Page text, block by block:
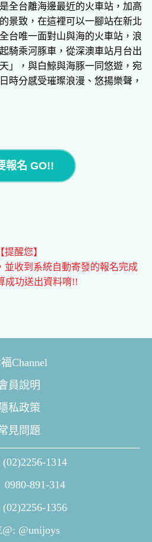
全台離海邊最近的火車站，加高
景致，在這裡可以一腳站在新北
台唯一面對山與海的火車站，浪
騎乘河豚車，從深澳車站月台出
」，與白鯨與海豚一同悠遊，宛
時分感受璀璨浪漫、悠揚樂聲，
報名 GO!!
【提醒您】
並收到系統自動寄發的報名完成
成功送出資料唷!!
Channel
員說明
隱私政策
見問題
1314
0980-891-314
1356
@unijoys